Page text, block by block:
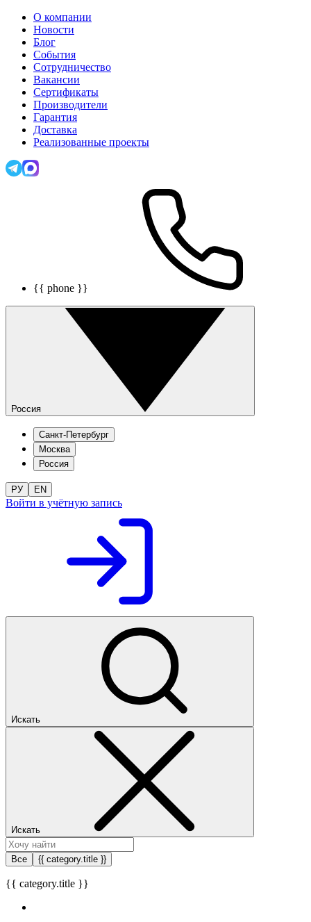
О компании
Новости
Блог
События
Сотрудничество
Вакансии
Сертификаты
Производители
Гарантия
Доставка
Реализованные проекты
{{ phone }}
Россия
Санкт-Петербург
Москва
Россия
РУ EN
Войти в учётную запись
Искать
Искать
Все {{ category.title }}
{{ category.title }}